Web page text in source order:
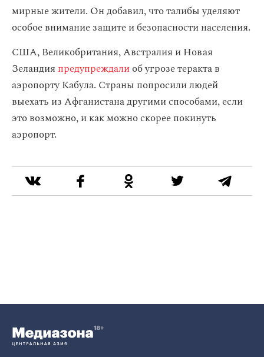
мирные жители. Он добавил, что талибы уделяют
особое внимание защите и безопасности населения.
США, Великобритания, Австралия и Новая
Зеландия предупреждалиоб угрозе теракта в
аэропорту Кабула. Страны попросили людей
выехать из Афганистана другими способами, если
это возможно, и как можно скорее покинуть
аэропорт.